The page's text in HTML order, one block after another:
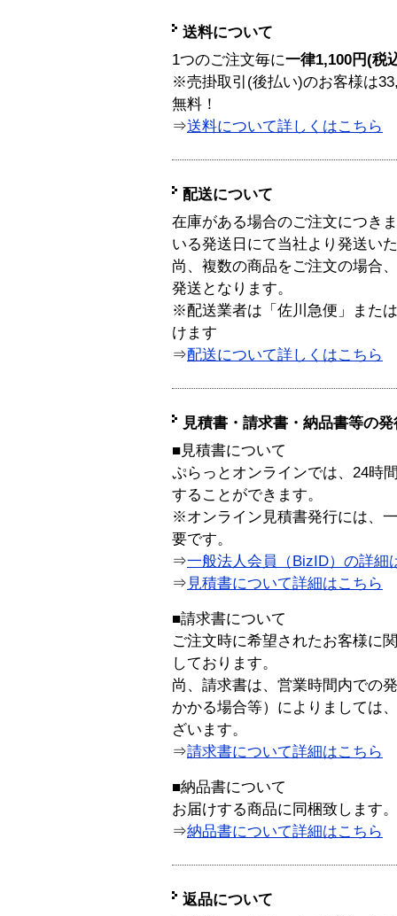
送料について
1つのご注文毎に一律1,100円(税
※売掛取引(後払い)のお客様は
無料！
⇒送料について詳しくはこちら
配送について
在庫がある場合のご注文につき
いる発送日にて当社より発送い
尚、複数の商品をご注文の場合
発送となります。
※配送業者は「佐川急便」また
けます
⇒配送について詳しくはこちら
見積書・請求書・納品書等の
■見積書について
ぷらっとオンラインでは、24時
することができます。
※オンライン見積書発行には、
要です。
⇒一般法人会員（BizID）の詳細
⇒ 見積書について詳細はこちら
■請求書について
ご注文時に希望されたお客様に
しております。
尚、請求書は、営業時間内での
かかる場合等）によりましては
ざいます。
⇒請求書について詳細はこちら
■納品書について
お届けする商品に同梱致します。
⇒納品書について詳細はこちら
返品について